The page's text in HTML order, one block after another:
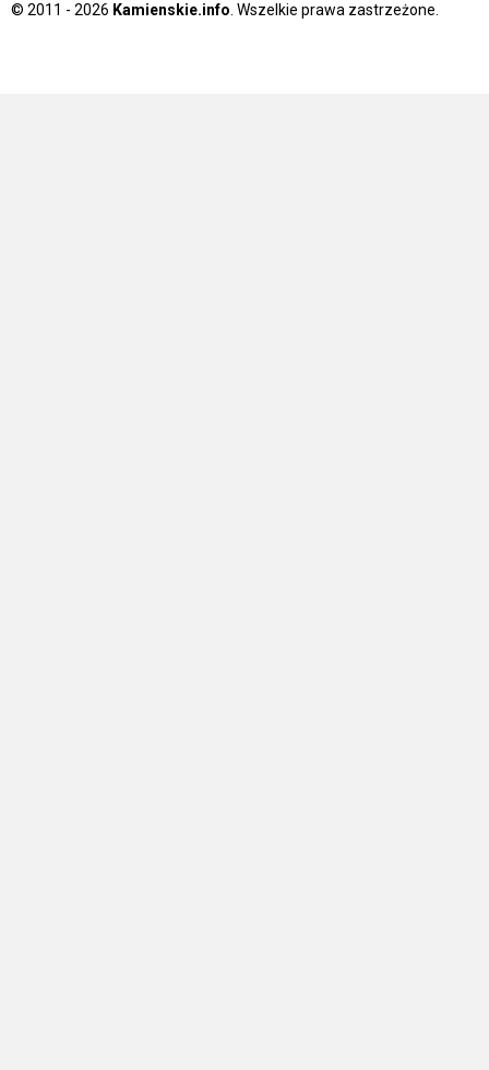
© 2011 - 2026 Kamienskie.info . Wszelkie prawa zastrzeżone.